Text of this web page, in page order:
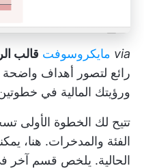
via مايكروسوفت قالب
رائع لتصور أهداف
ورؤيتك المالية في
تتيح لك الخطوة الأولى
الفئة والمدخرات. هنا،
الحالية. يلخص قسم آخر